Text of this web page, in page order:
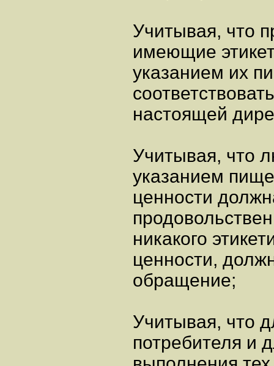
Учитывая, что
имеющие
указанием их
настоящей
Учитывая, что
указанием
ценности
никакого
ценности,
обращение;
Учитывая, что
потребителя и